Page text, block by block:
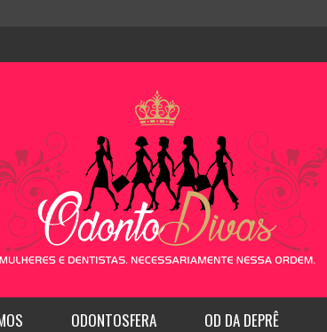
ODONTOSFERA OD DA DEPRÊ